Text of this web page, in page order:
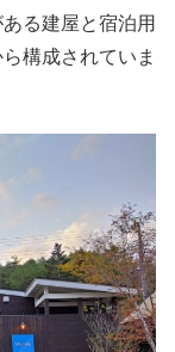
る建屋と宿泊用
構成されていま